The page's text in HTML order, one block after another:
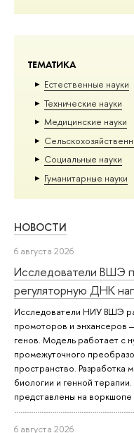
ТЕМАТИКА
Естественные науки
Тех­ничес­кие науки
Медицинские науки
Социальные науки
Гуманитарные науки
НОВОСТИ
6 августа 2026
Исследователи ВШЭ
регуляторную ДНК
Исследователи НИУ ВШЭ
промоторов и энхансеров
генов. Модель работает с
промежуточного
пространство. Разработка
биологии и генной
представлены на
6 августа 2026